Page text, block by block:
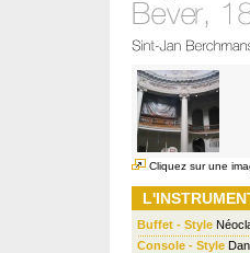
Cliquez sur une
Buffet - Style
Console - Style